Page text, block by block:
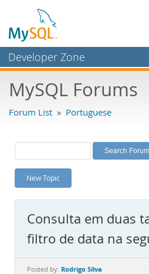
Developer Zone
Bugs
Labs
Planet MySQL
News and Events
MySQL.com
Downloads
Documentation
MySQL Forums
Forum List » Portuguese
New Topic
Consulta em duas
filtro de data na
Posted by: Rodrigo Silva